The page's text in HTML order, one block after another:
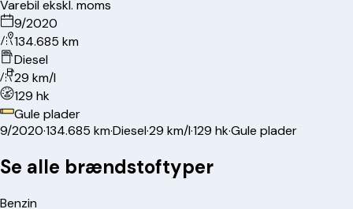
Varebil ekskl. moms
9/2020
134.685 km
Diesel
29 km/l
129 hk
Gule plader
9/2020·134.685 km·Diesel·29 km/l·129 hk·Gule plader
Se alle brændstoftyper
Benzin